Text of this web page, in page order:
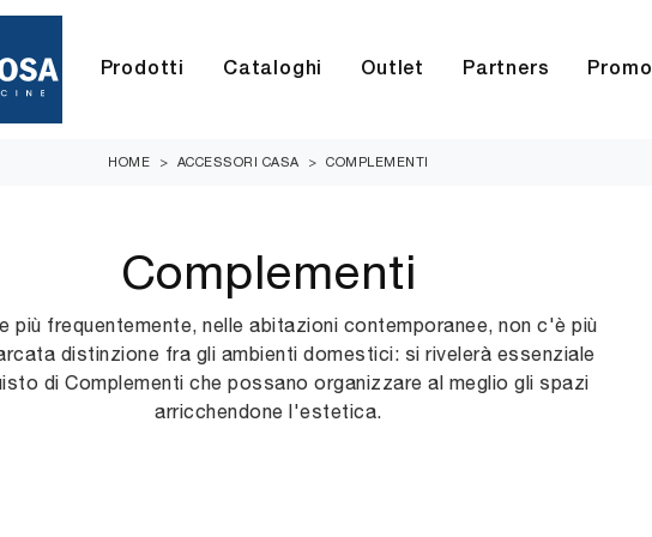
Prodotti Cataloghi Outlet Partners Promo
HOME > ACCESSORI CASA > COMPLEMENTI
Complementi
più frequentemente, nelle abitazioni contemporanee, non c'è più
distinzione fra gli ambienti domestici: si rivelerà essenziale
di Complementi che possano organizzare al meglio gli spazi
arricchendone l'estetica.